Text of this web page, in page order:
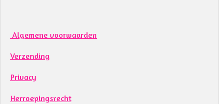
Algemene voorwaarden
Verzending
Privacy
Herroepingsrecht